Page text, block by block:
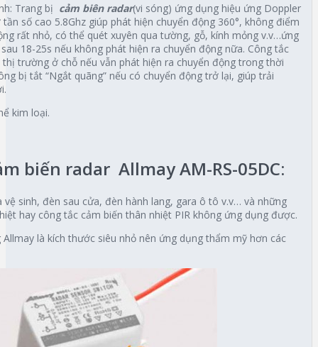
Trang bị cảm biên radar(vi sóng) ứng dụng hiệu ứng Doppler
số cao 5.8Ghz giúp phát hiện chuyển động 360°, không điểm
rất nhỏ, có thể quét xuyên qua tường, gỗ, kính mỏng v.v…ứng
18-25s nếu không phát hiện ra chuyển động nữa. Công tắc
trường ở chỗ nếu vẫn phát hiện ra chuyển động trong thời
bị tắt “Ngắt quãng” nếu có chuyển động trở lại, giúp trải
kim loại.
biến radar Allmay AM-RS-05DC:
sinh, đèn sau cửa, đèn hành lang, gara ô tô v.v… và những
hay công tắc cảm biến thân nhiệt PIR không ứng dụng được.
là kích thước siêu nhỏ nên ứng dụng thẩm mỹ hơn các